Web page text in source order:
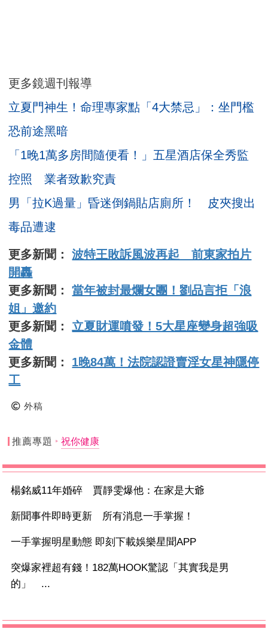
更多鏡週刊報導
立夏門神生！命理專家點「4大禁忌」：坐門檻
恐前途黑暗
「1晚1萬多房間隨便看！」五星酒店保全秀監
控照 業者致歉究責
男「拉K過量」昏迷倒鍋貼店廁所！ 皮夾搜出
毒品遭逮
更多新聞：波特王敗訴風波再起 前東家拍片
開轟
更多新聞：當年被封最爛女團！劉品言拒「浪
姐」邀約
更多新聞：立夏財運噴發！5大星座變身超強吸
金體
更多新聞： 1晚84萬！法院認證賣淫女星神隱停
工
外稿
推薦專題 祝你健康
楊銘威11年婚碎 賈靜雯爆他：在家是大爺
新聞事件即時更新 所有消息一手掌握！
一手掌握明星動態 即刻下載娛樂星聞APP
突爆家裡超有錢！182萬HOOK驚認「其實我是男
的」 ...